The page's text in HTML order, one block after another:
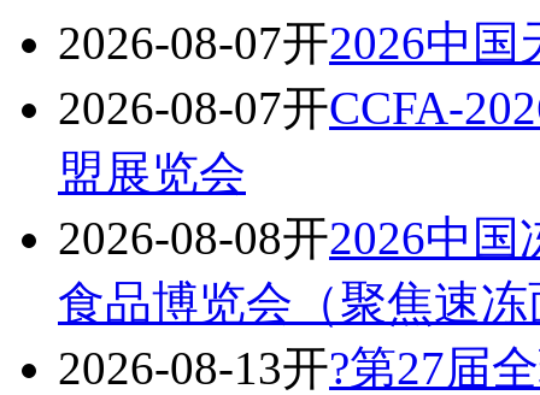
2026-08-07开2026中
2026-08-07开CCFA-
盟展览会
2026-08-08开2026中国
食品博览会（聚焦速
2026-08-13开?第27届